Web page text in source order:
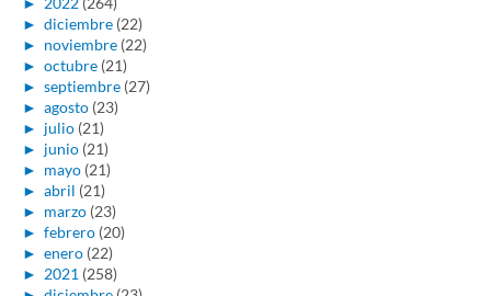
► diciembre (22)
► noviembre (22)
► octubre (21)
► septiembre (27)
► agosto (23)
► julio (21)
► junio (21)
► mayo (21)
► abril (21)
► marzo (23)
► febrero (20)
► enero (22)
► 2021 (258)